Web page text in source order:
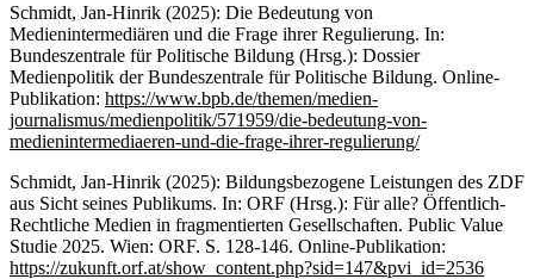
Schmidt, Jan-Hinrik (2025): Die Bedeutung von
Medienintermediären und die Frage ihrer Regulierung. In:
Bundeszentrale für Politische Bildung (Hrsg.): Dossier
Medienpolitik der Bundeszentrale für Politische Bildung. Online-
Publikation: https://www.bpb.de/themen/medien-
journalismus/medienpolitik/571959/die-bedeutung-von-
medienintermediaeren-und-die-frage-ihrer-regulierung/
Schmidt, Jan-Hinrik (2025): Bildungsbezogene Leistungen des ZDF
aus Sicht seines Publikums. In: ORF (Hrsg.): Für alle? Öffentlich-
Rechtliche Medien in fragmentierten Gesellschaften. Public Value
Studie 2025. Wien: ORF. S. 128-146. Online-Publikation:
https://zukunft.orf.at/show_content.php?sid=147&pvi_id=2536